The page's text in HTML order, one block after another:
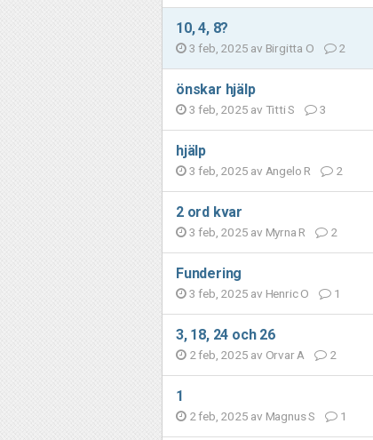
10, 4, 8?
3 feb, 2025 av Birgitta O 2
önskar hjälp
3 feb, 2025 av Titti S 3
hjälp
3 feb, 2025 av Angelo R 2
2 ord kvar
3 feb, 2025 av Myrna R 2
Fundering
3 feb, 2025 av Henric O 1
3, 18, 24 och 26
2 feb, 2025 av Orvar A 2
1
2 feb, 2025 av Magnus S 1